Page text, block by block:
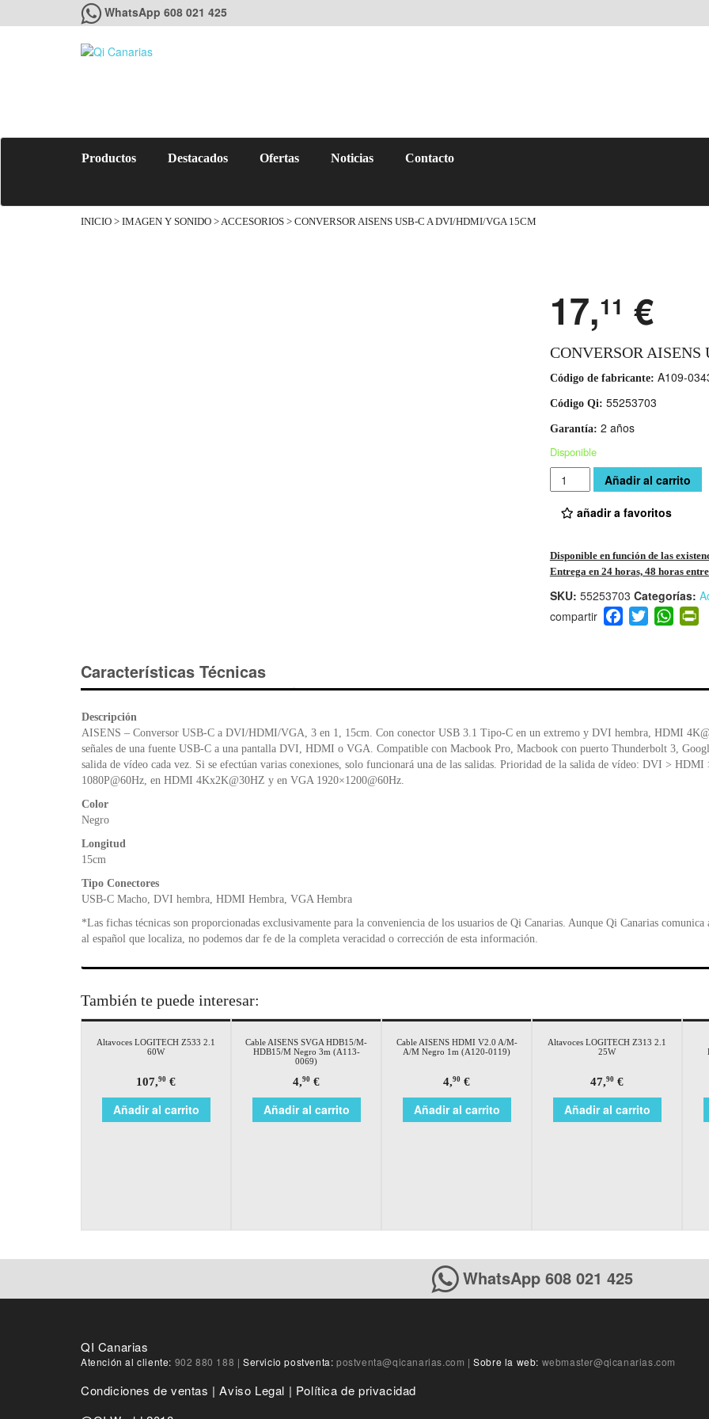
WhatsApp 608 021 425
Productos Destacados Ofertas Noticias Contacto
INICIO > IMAGEN Y SONIDO >ACCESORIOS > CONVERSOR AISENS USB-C A DVI/HDMI/VGA 15CM
17,11 €
CONVERSOR
Código de fabricante: A109-
Código Qi: 55253703
Garantía: 2 años
Disponible
Cantidad Añadir al carrito
añadir a favoritos
Disponible en función de las
Entrega en 24 horas, 48 horas
SKU: 55253703 Categorías:
F
a
b
o
k
T
wi
W
h
A
p
Pr
in
e
y
Características Técnicas
Descripción
AISENS – Conversor USB-C a DVI/HDMI/VGA, 3 en 1, 15cm. Con conector USB 3.1 Tipo-C en un extremo y DVI hembra, HDMI
señales de una fuente USB-C a una pantalla DVI, HDMI o VGA. Compatible con Macbook Pro, Macbook con puerto Thunderbolt 3,
salida de vídeo cada vez. Si se efectúan varias conexiones, solo funcionará una de las salidas. Prioridad de la salida de vídeo: DVI >
1080P@60Hz, en HDMI 4Kx2K@30HZ y en VGA 1920×1200@60Hz.
Color
Negro
Longitud
15cm
Tipo Conectores
USB-C Macho, DVI hembra, HDMI Hembra, VGA Hembra
*Las fichas técnicas son proporcionadas exclusivamente para la conveniencia de los usuarios de Qi Canarias. Aunque Qi Canarias
al español que localiza, no podemos dar fe de la completa veracidad o corrección de esta información.
También te puede interesar:
Altavoces LOGITECH Z533 2.1
60W
107,90 €
Añadir al carrito
Cable AISENS SVGA HDB15/M-
HDB15/M Negro 3m (A113-
0069)
4,90 €
Añadir al carrito
Cable AISENS HDMI V2.0 A/M-
A/M Negro 1m (A120-0119)
4,90 €
Añadir al carrito
Altavoces LOGITECH Z313 2.1
25W
47,90 €
Añadir al carrito
WhatsApp 608 021 425
QI Canarias
Atención al cliente: 902 880 188 | Servicio postventa:postventa@qicanarias.com | Sobre la web: webmaster@qicanarias.com
Condiciones de ventas |Aviso Legal | Política de privacidad